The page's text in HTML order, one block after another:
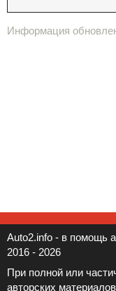
Информация
Auto2.info - в помощь
2016 - 2026
При полной или
авторских